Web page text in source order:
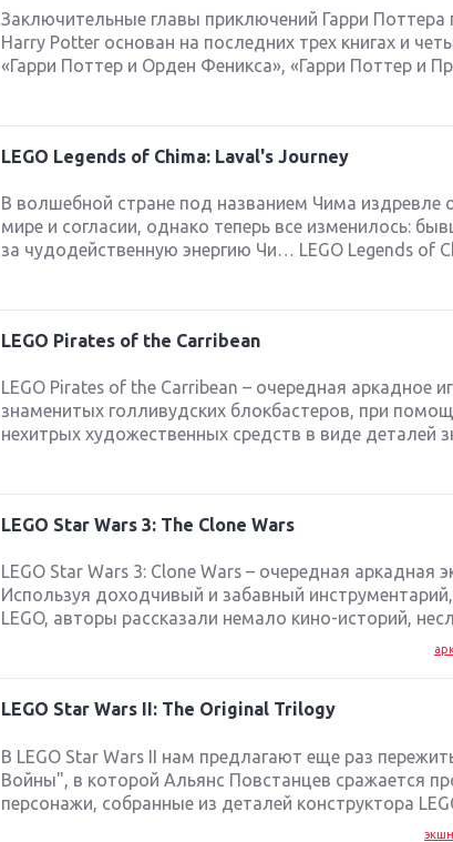
Заключительные главы приключений Гарри Поттера
Harry Potter основан на последних трех книгах и
«Гарри Поттер и Орден Феникса», «Гарри Поттер и
LEGO Legends of Chima: Laval's Journey
В волшебной стране под названием Чима
мире и согласии, однако теперь все изменилось:
за чудодейственную энергию Чи… LEGO Legends of
LEGO Pirates of the Carribean
LEGO Pirates of the Carribean – очередная
знаменитых голливудских блокбастеров, при
нехитрых художественных средств в виде деталей
LEGO Star Wars 3: The Clone Wars
LEGO Star Wars 3: Clone Wars – очередная аркадная
Используя доходчивый и забавный
LEGO, авторы рассказали немало кино-историй,
LEGO Star Wars II: The Original Trilogy
В LEGO Star Wars II нам предлагают еще раз
Войны", в которой Альянс Повстанцев сражается
персонажи, собранные из деталей конструктора